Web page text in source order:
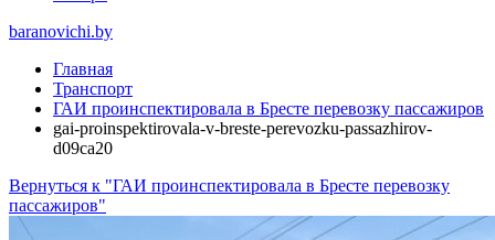
baranovichi.by
Главная
Транспорт
ГАИ проинспектировала в Бресте перевозку пассажиров
gai-proinspektirovala-v-breste-perevozku-passazhirov-
d09ca20
Вернуться к "ГАИ проинспектировала в Бресте перевозку
пассажиров"